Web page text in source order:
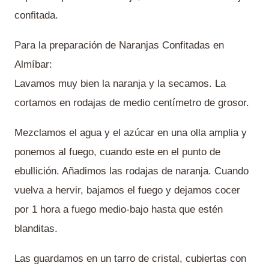
confitada.
Para la preparación de Naranjas Confitadas en
Almíbar:
Lavamos muy bien la naranja y la secamos. La
cortamos en rodajas de medio centímetro de grosor.
Mezclamos el agua y el azúcar en una olla amplia y
ponemos al fuego, cuando este en el punto de
ebullición. Añadimos las rodajas de naranja. Cuando
vuelva a hervir, bajamos el fuego y dejamos cocer
por 1 hora a fuego medio-bajo hasta que estén
blanditas.
Las guardamos en un tarro de cristal, cubiertas con